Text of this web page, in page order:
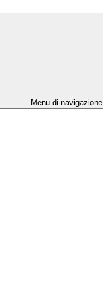
Menu di navigazione